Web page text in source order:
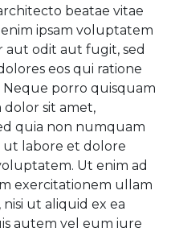
beatae vitae
ipsam voluptatem
aut odit aut fugit, sed
eos qui ratione
porro quisquam
dolor sit amet,
quia non numquam
ut labore et dolore
Ut enim ad
exercitationem ullam
ut aliquid ex ea
autem vel eum iure